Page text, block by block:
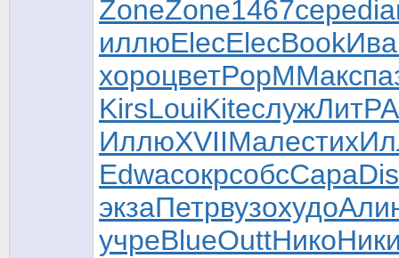
ZoneZone1467сере
иллюElecElecBook
хороцветPopMМакс
KirsLouiKiteслужЛитР
ИллюXVIIМалестих
EdwaсокрсобсCapa
экзаПетрвузохудо
учреBlueOuttНико